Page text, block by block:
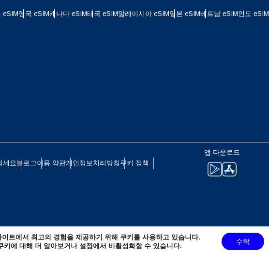
eSIM영국 eSIM캐나다 eSIM태국 eSIM말레이시아 eSIM일본 eSIM베트남 eSIM인도 eSIM
세요블로그이용 약관개인정보처리방침쿠키 정책
앱 다운로드
- 스위스 프랑 NZD - 뉴질랜드 달러
이트에서 최고의 경험을 제공하기 위해 쿠키를 사용하고 있습니다.
키에 대해 더 알아보거나설정에서 비활성화할 수 있습니다.
수락